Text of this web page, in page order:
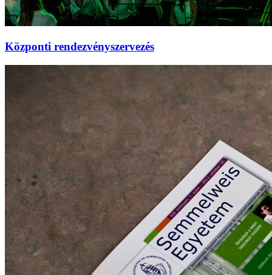
Központi rendezvényszervezés